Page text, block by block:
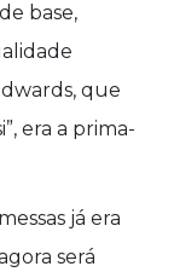
base,
que
era a prima-
já era
será